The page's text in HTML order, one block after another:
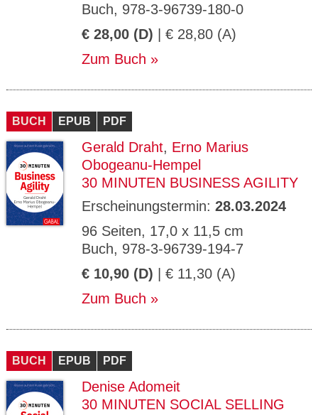
Buch, 978-3-96739-180-0
€ 28,00 (D) | € 28,80 (A)
Zum Buch
BUCH EPUB PDF
Gerald Draht, Erno Marius
Obogeanu-Hempel
30 MINUTEN BUSINESS AGILITY
Erscheinungstermin: 28.03.2024
96 Seiten, 17,0 x 11,5 cm
Buch, 978-3-96739-194-7
€ 10,90 (D) | € 11,30 (A)
Zum Buch
BUCH EPUB PDF
Denise Adomeit
30 MINUTEN SOCIAL SELLING